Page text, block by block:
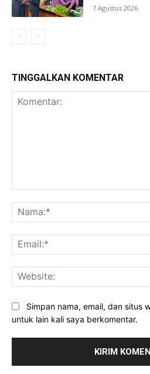
7 Agustus 2026
TINGGALKAN KOMENTAR
Simpan nama, email, dan situs
untuk lain kali saya berkomentar.